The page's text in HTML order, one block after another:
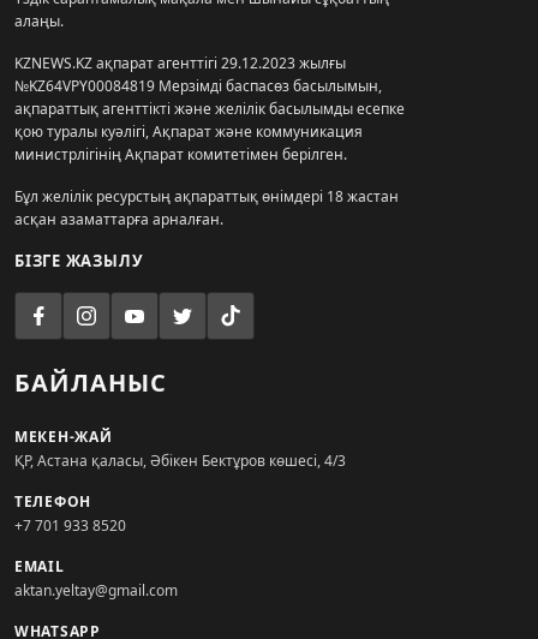
алаңы.
KZNEWS.KZ ақпарат агенттігі 29.12.2023 жылғы
№KZ64VPY00084819 Мерзімді баспасөз басылымын,
ақпараттық агенттікті және желілік басылымды есепке
қою туралы куәлігі, Ақпарат және коммуникация
министрлігінің Ақпарат комитетімен берілген.
Бұл желілік ресурстың ақпараттық өнімдері 18 жастан
асқан азаматтарға арналған.
БІЗГЕ ЖАЗЫЛУ
БАЙЛАНЫС
МЕКЕН-ЖАЙ
ҚР, Астана қаласы, Әбікен Бектұров көшесі, 4/3
ТЕЛЕФОН
+7 701 933 8520
EMAIL
aktan.yeltay@gmail.com
WHATSAPP